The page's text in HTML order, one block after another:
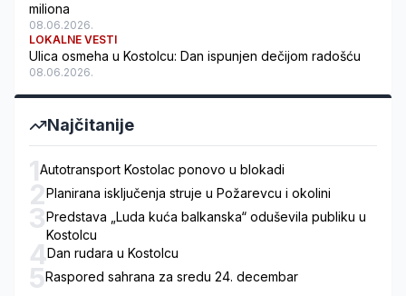
miliona
08.06.2026.
LOKALNE VESTI
Ulica osmeha u Kostolcu: Dan ispunjen dečijom radošću
08.06.2026.
Najčitanije
1Autotransport Kostolac ponovo u blokadi
2Planirana isključenja struje u Požarevcu i okolini
3Predstava „Luda kuća balkanska“ oduševila publiku u
Kostolcu
4Dan rudara u Kostolcu
5Raspored sahrana za sredu 24. decembar